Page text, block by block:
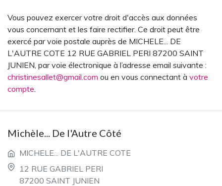
Vous pouvez exercer votre droit d'accès aux données
vous concernant et les faire rectifier. Ce droit peut être
exercé par voie postale auprès de MICHELE... DE
L'AUTRE COTE 12 RUE GABRIEL PERI 87200 SAINT
JUNIEN, par voie électronique à l’adresse email suivante :
christinesallet@gmail.com ou en vous connectant à votre
compte.
Michèle... De l'Autre Côté
MICHELE... DE L'AUTRE COTE
12 RUE GABRIEL PERI
87200 SAINT JUNIEN